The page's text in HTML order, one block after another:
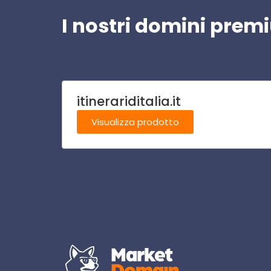
I nostri domini
itinerariditalia.it
Visualizza prodotto